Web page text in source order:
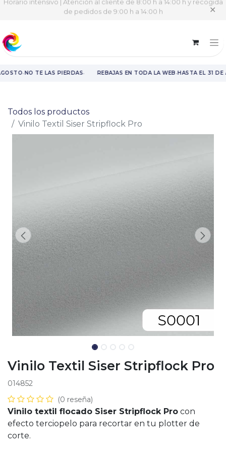
Horario intensivo | Atención al cliente de 8:00 h a 14:00 h y recogida
de pedidos de 9:00 h a 14:00 h ✕
·NO TE LAS PIERDAS· REBAJAS EN TODA LA WEB·HASTA EL 31 DE
Todos los productos
Vinilo Textil Siser Stripflock Pro
Vinilo Textil Siser Stripflock Pro
014852
(0 reseña)
Vinilo textil flocado Siser Stripflock Pro con
efecto terciopelo para recortar en tu plotter de
corte.